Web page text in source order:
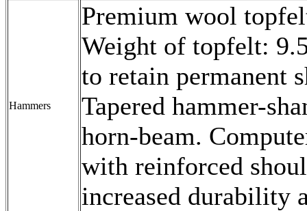
Hammers
Premium wool
Weight of topfelt:
to retain permanent
Tapered hammer-
horn-beam.
with reinforced
increased durability